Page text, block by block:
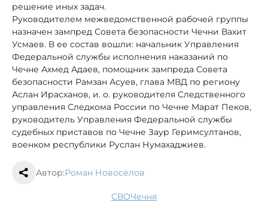
решение иных задач.
Руководителем межведомственной рабочей группы
назначен зампред Совета безопасности Чечни Вахит
Усмаев. В ее состав вошли: начальник Управления
Федеральной службы исполнения наказаний по
Чечне Ахмед Адаев, помощник зампреда Совета
безопасности Рамзан Асуев, глава МВД по региону
Аслан Ирасханов, и. о. руководителя Следственного
управления Следкома России по Чечне Марат Пеков,
руководитель Управления Федеральной службы
судебных приставов по Чечне Заур Геримсултанов,
военком республики Руслан Нумахаджиев.
Автор:Роман Новоселов
СВО Чечня